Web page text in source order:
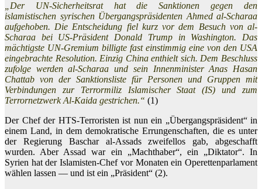
„Der UN-Sicherheitsrat hat die Sanktionen gegen den
islamistischen syrischen Übergangspräsidenten Ahmed al-Scharaa
aufgehoben. Die Entscheidung fiel kurz vor dem Besuch von al-
Scharaa bei US-Präsident Donald Trump in Washington. Das
mächtigste UN-Gremium billigte fast einstimmig eine von den USA
eingebrachte Resolution. Einzig China enthielt sich. Dem Beschluss
zufolge werden al-Scharaa und sein Innenminister Anas Hasan
Chattab von der Sanktionsliste für Personen und Gruppen mit
Verbindungen zur Terrormiliz Islamischer Staat (IS) und zum
Terrornetzwerk Al-Kaida gestrichen.“ (1)
Der Chef der HTS-Terroristen ist nun ein „Übergangspräsident“ in
einem Land, in dem demokratische Errungenschaften, die es unter
der Regierung Baschar al-Assads zweifellos gab, abgeschafft
wurden. Aber Assad war ein „Machthaber“, ein „Diktator“. In
Syrien hat der Islamisten-Chef vor Monaten ein Operettenparlament
wählen lassen — und ist ein „Präsident“ (2).